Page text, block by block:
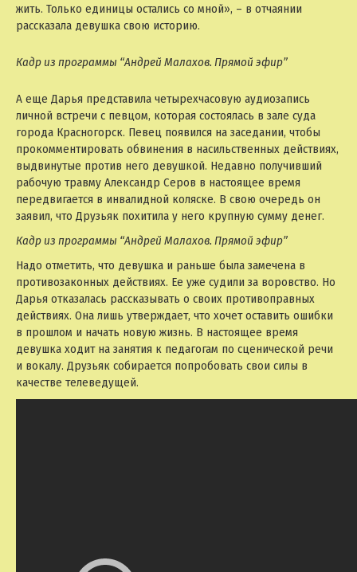
жить. Только единицы остались со мной», – в отчаянии
рассказала девушка свою историю.
Кадр из программы “Андрей Малахов. Прямой эфир”
А еще Дарья представила четырехчасовую аудиозапись
личной встречи с певцом, которая состоялась в зале суда
города Красногорск. Певец появился на заседании, чтобы
прокомментировать обвинения в насильственных действиях,
выдвинутые против него девушкой. Недавно получивший
рабочую травму Александр Серов в настоящее время
передвигается в инвалидной коляске. В свою очередь он
заявил, что Друзьяк похитила у него крупную сумму денег.
Кадр из программы “Андрей Малахов. Прямой эфир”
Надо отметить, что девушка и раньше была замечена в
противозаконных действиях. Ее уже судили за воровство. Но
Дарья отказалась рассказывать о своих противоправных
действиях. Она лишь утверждает, что хочет оставить ошибки
в прошлом и начать новую жизнь. В настоящее время
девушка ходит на занятия к педагогам по сценической речи
и вокалу. Друзьяк собирается попробовать свои силы в
качестве телеведущей.